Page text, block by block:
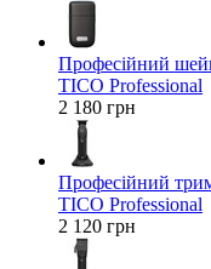
Професійний
TICO Professional
2 180 грн
Професійний
TICO Professional
2 120 грн